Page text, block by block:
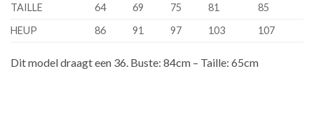
TAILLE
64 69 75 81
85
HEUP
86 91 97 103 107
Dit model draagt een 36. Buste: 84cm – Taille: 65cm